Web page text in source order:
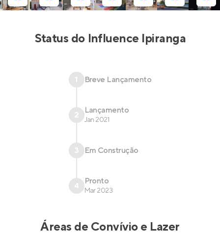
Status do Influence Ipiranga
1 Breve Lançamento
2 Lançamento
Jan 2021
3 Em Construção
4 Pronto
Mar 2023
Áreas de Convívio e Lazer